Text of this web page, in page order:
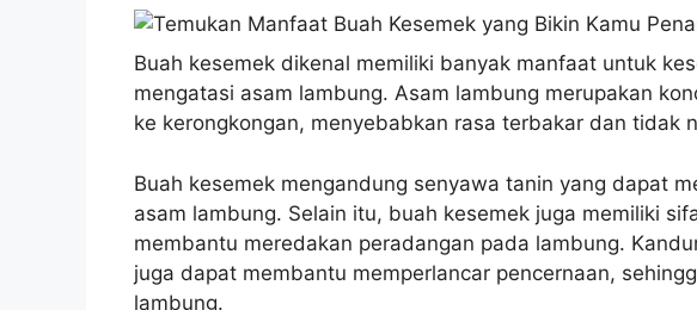
Buah kesemek dikenal memiliki banyak manfaat untuk
mengatasi asam lambung. Asam lambung merupakan
ke kerongkongan, menyebabkan rasa terbakar dan tidak
Buah kesemek mengandung senyawa tanin yang dapat
asam lambung. Selain itu, buah kesemek juga memiliki
membantu meredakan peradangan pada lambung.
juga dapat membantu memperlancar pencernaan,
lambung.